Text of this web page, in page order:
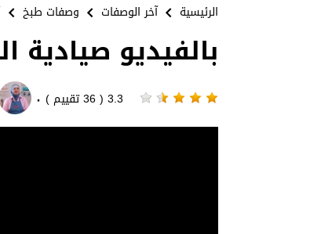
الرئيسية آخر الوصفات وصفات طبخ
بالفيديو صيادية
·